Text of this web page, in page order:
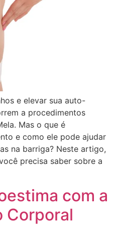
e elevar sua auto-
a procedimentos
Mas o que é
e como ele pode ajudar
na barriga? Neste artigo,
precisa saber sobre a
com a
Corporal